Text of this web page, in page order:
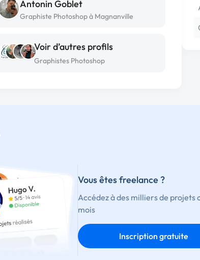
Antonin Goblet
Graphiste Photoshop à Magnanville
Voir d’autres profils
Graphistes Photoshop
Vous êtes freelance ?
Accédez à des milliers de projets
mois
Inscription gratuite